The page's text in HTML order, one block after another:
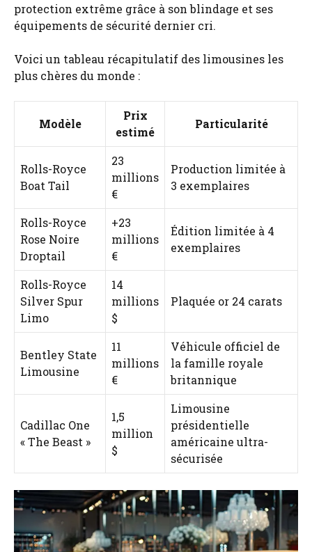
protection extrême grâce à son blindage et ses
équipements de sécurité dernier cri.
Voici un tableau récapitulatif des limousines les
plus chères du monde :
Modèle
Prix
estimé
Particularité
Rolls-Royce
Boat Tail
23
millions
€
Production limitée à
3 exemplaires
Rolls-Royce
Rose Noire
Droptail
+23
millions
€
Édition limitée à 4
exemplaires
Rolls-Royce
Silver Spur
Limo
14
millions
$
Plaquée or 24 carats
Bentley State
Limousine
11
millions
€
Véhicule officiel de
la famille royale
britannique
Cadillac One
« The Beast »
1,5
million
$
Limousine
présidentielle
américaine ultra-
sécurisée